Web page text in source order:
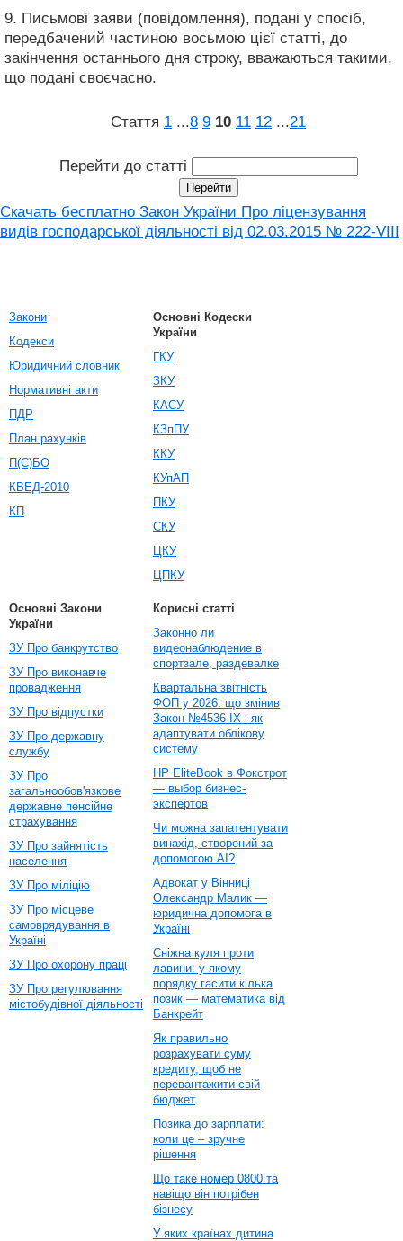
9. Письмові заяви (повідомлення), подані у спосіб,
передбачений частиною восьмою цієї статті, до
закінчення останнього дня строку, вважаються такими,
що подані своєчасно.
Стаття 1 ...8 9 10 11 12 ...21
Перейти до статті
Скачать бесплатно Закон України Про ліцензування
видів господарської діяльності від 02.03.2015 № 222-VIII
Закони
Кодекси
Юридичний словник
Нормативні акти
ПДР
План рахунків
П(С)БО
КВЕД-2010
КП
Основні Кодески
України
ГКУ
ЗКУ
КАСУ
КЗпПУ
ККУ
КУпАП
ПКУ
СКУ
ЦКУ
ЦПКУ
Основні Закони
України
ЗУ Про банкрутство
ЗУ Про виконавче
провадження
ЗУ Про відпустки
ЗУ Про державну
службу
ЗУ Про
загальнообов'язкове
державне пенсійне
страхування
ЗУ Про зайнятість
населення
ЗУ Про міліцію
ЗУ Про місцеве
самоврядування в
Україні
ЗУ Про охорону праці
ЗУ Про регулювання
містобудівної діяльності
Корисні статті
Законно ли
видеонаблюдение в
спортзале, раздевалке
Квартальна звітність
ФОП у 2026: що змінив
Закон №4536-IX і як
адаптувати облікову
систему
HP EliteBook в Фокстрот
— выбор бизнес-
экспертов
Чи можна запатентувати
винахід, створений за
допомогою AI?
Адвокат у Вінниці
Олександр Малик —
юридична допомога в
Україні
Сніжна куля проти
лавини: у якому
порядку гасити кілька
позик — математика від
Банкрейт
Як правильно
розрахувати суму
кредиту, щоб не
перевантажити свій
бюджет
Позика до зарплати:
коли це – зручне
рішення
Що таке номер 0800 та
навіщо він потрібен
бізнесу
У яких країнах дитина